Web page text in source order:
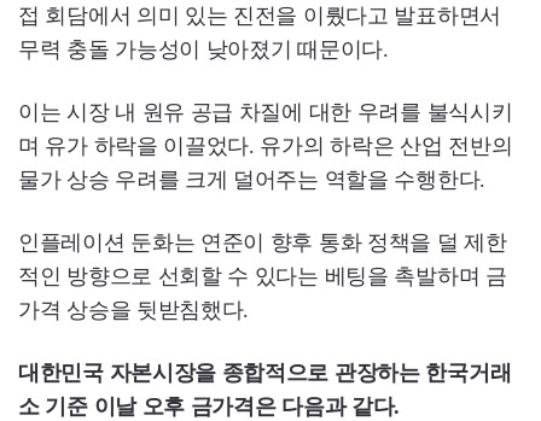
접 회담에서 의미 있는 진전을 이뤘다고 발표하면서
무력 충돌 가능성이 낮아졌기 때문이다.
이는 시장 내 원유 공급 차질에 대한 우려를 불식시키
며 유가 하락을 이끌었다. 유가의 하락은 산업 전반의
물가 상승 우려를 크게 덜어주는 역할을 수행한다.
인플레이션 둔화는 연준이 향후 통화 정책을 덜 제한
적인 방향으로 선회할 수 있다는 베팅을 촉발하며 금
가격 상승을 뒷받침했다.
대한민국 자본시장을 종합적으로 관장하는 한국거래
소 기준 이날 오후 금가격은 다음과 같다.